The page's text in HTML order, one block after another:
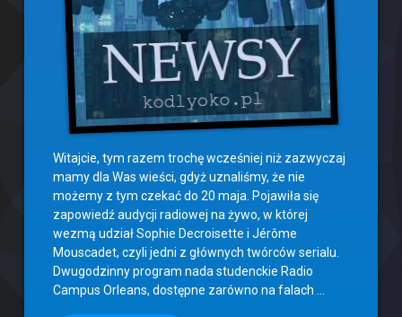
Witajcie, tym razem trochę wcześniej niż zazwyczaj
mamy dla Was wieści, gdyż uznaliśmy, że nie
możemy z tym czekać do 20 maja. Pojawiła się
zapowiedź audycji radiowej na żywo, w której
wezmą udział Sophie Decroisette i Jérôme
Mouscadet, czyli jedni z głównych twórców serialu.
Dwugodzinny program nada studenckie Radio
Campus Orleans, dostępne zarówno na falach …